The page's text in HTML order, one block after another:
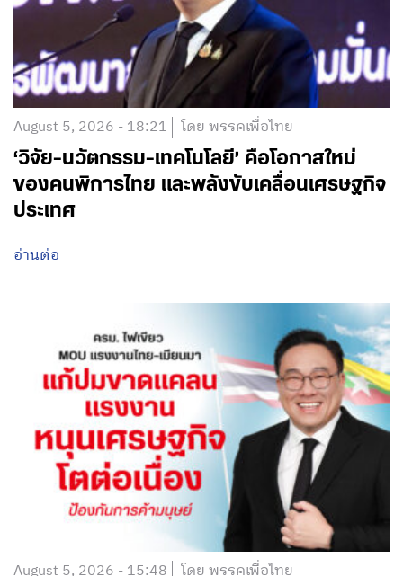
August 5, 2026 - 18:21 โดย พรรคเพื่อไทย
‘วิจัย-นวัตกรรม-เทคโนโลยี’ คือโอกาสใหม่
ของคนพิการไทย และพลังขับเคลื่อนเศรษฐกิจ
ประเทศ
อ่านต่อ
August 5, 2026 - 15:48 โดย พรรคเพื่อไทย